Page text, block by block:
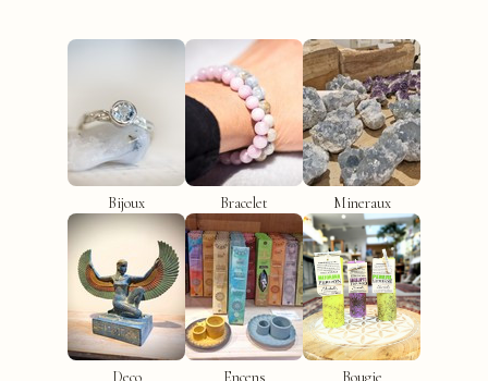
Bijoux Bracelet Mineraux
Deco Encens Bougie